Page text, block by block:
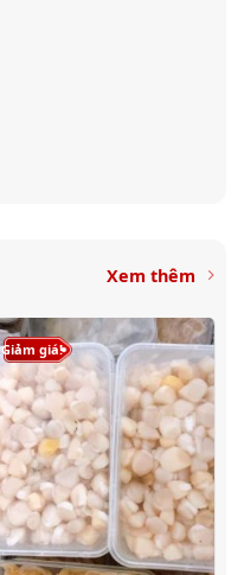
Xem thêm
Giảm giá!